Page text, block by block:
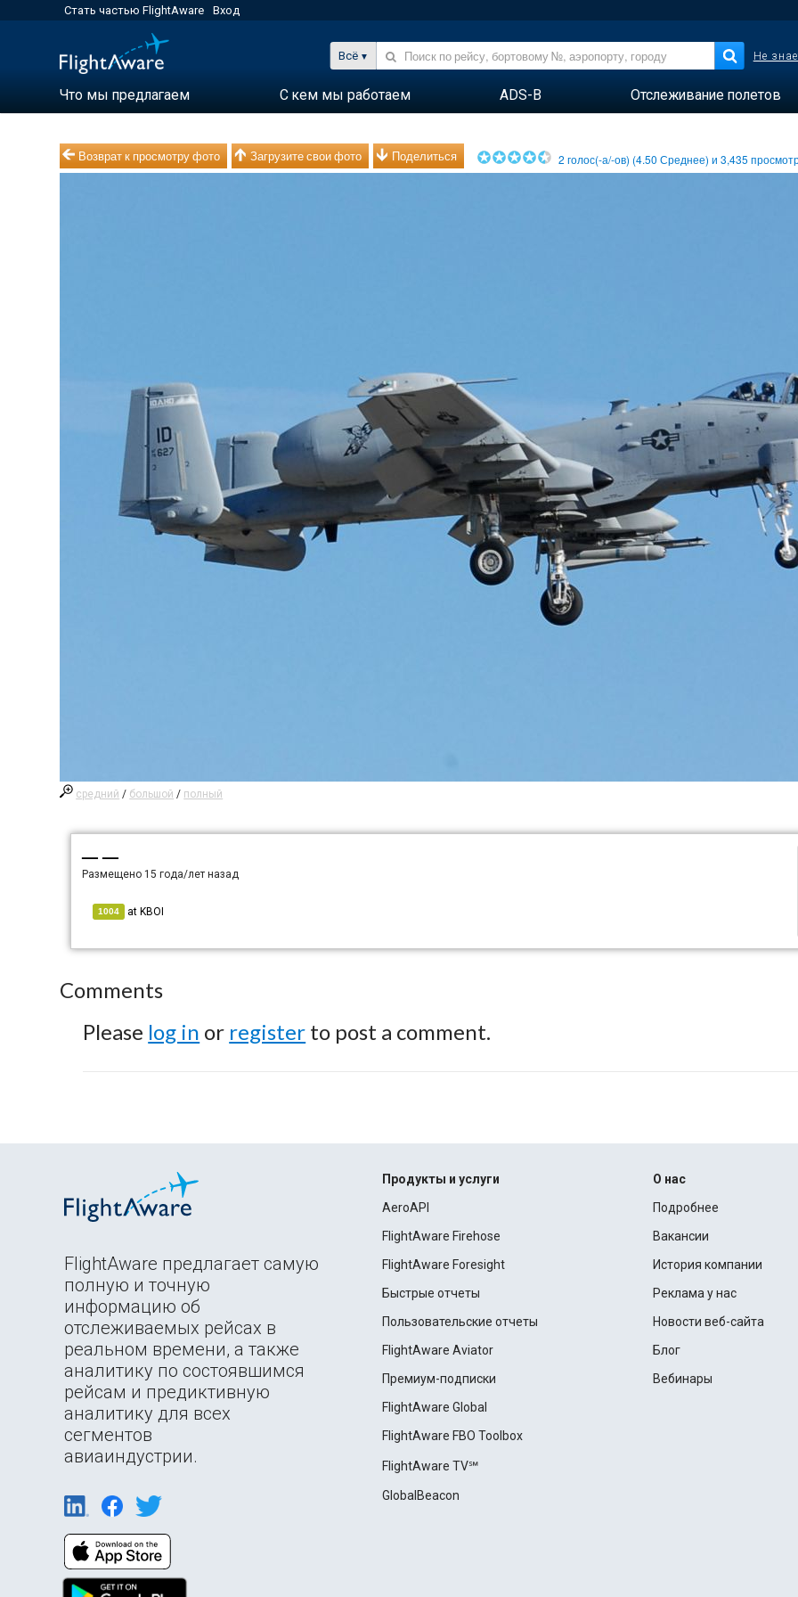
Стать частью FlightAware Вход
Всё Не
Что мы предлагаем С кем мы работаем ADS-B Отслеживание полетов
Возврат к просмотру фото Загрузите свои фото Поделиться 2 голос(-а/-ов) (4.50 Среднее) и3,435
средний / большой / полный
— —
Размещено 15 года/лет назад
1004 at KBOI
Comments
Please log in or register to post a comment.
FlightAware предлагает самую
полную и точную
информацию об
отслеживаемых рейсах в
реальном времени, а также
аналитику по состоявшимся
рейсам и предиктивную
аналитику для всех
сегментов
авиаиндустрии.
Продукты и услуги
AeroAPI
FlightAware Firehose
FlightAware Foresight
Быстрые отчеты
Пользовательские отчеты
FlightAware Aviator
Премиум-подписки
FlightAware Global
FlightAware FBO Toolbox
FlightAware TV℠
GlobalBeacon
О нас
Подробнее
Вакансии
История компании
Реклама у нас
Новости веб-сайта
Блог
Вебинары